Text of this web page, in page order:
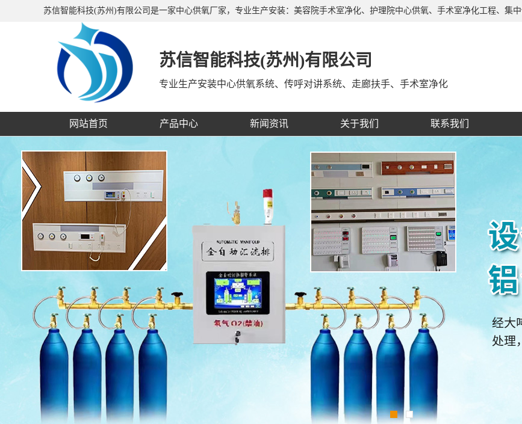
苏信智能科技(苏州)有限公司是一家中心供氧厂家，专业生产安装：美容院手术室净化、护理院中心供氧、手术室净化工程、集
备带、呼叫对讲系统等，公司产品销往全国二十多个省、市、自治区，深受广大客户的信赖和支持，有着经验丰富的施工队伍，
苏信智能科技(苏州)有限公司
专业生产安装中心供氧系统、传呼对讲系统、走廊扶手、手术室净化
网站首页 产品中心 新闻资讯 关于我们 联系我们